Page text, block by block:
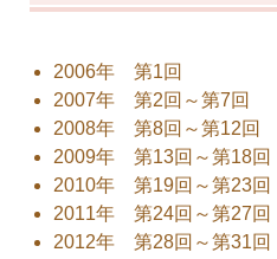
2006年 第1回
2007年 第2回～第7回
2008年 第8回～第12回
2009年 第13回～第18回
2010年 第19回～第23回
2011年 第24回～第27回
2012年 第28回～第31回